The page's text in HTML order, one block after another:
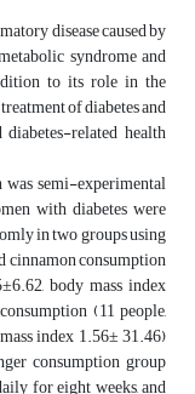
disease caused by
syndrome and
to its role in the
of diabetes and
related health
semi-experimental
with diabetes were
in two groups using
cinnamon consumption
body mass index
(11 people,
index 1.56± 31.46)
consumption group